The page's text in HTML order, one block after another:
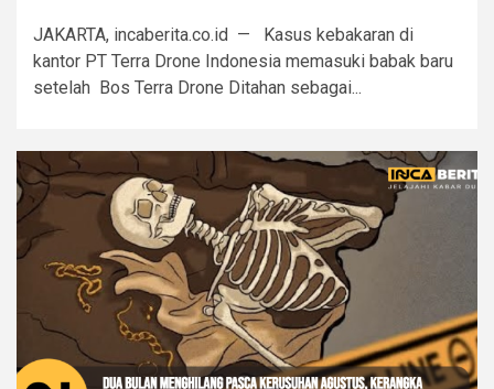
JAKARTA, incaberita.co.id — Kasus kebakaran di
kantor PT Terra Drone Indonesia memasuki babak baru
setelah Bos Terra Drone Ditahan sebagai...